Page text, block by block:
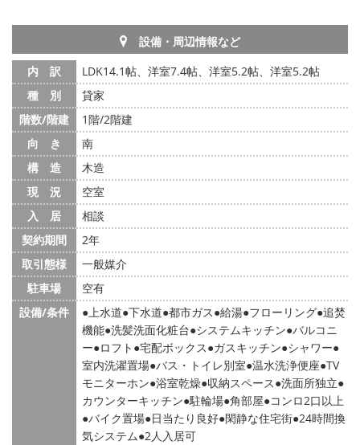
設備・周辺情報など
内 訳
LDK14.1帖、洋室7.4帖、洋室5.2帖、洋室5.2帖
種 別
貸家
階数/階建
1階/2階建
向 き
南
構 造
木造
現 況
空室
入 居
相談
契約期間
2年
取引態様
一般媒介
駐車場
空有
設備/条件
上水道 下水道 都市ガス 給湯 フローリング 追焚
機能 洗髪洗面化粧台 システムキッチン バルコニ
ー ロフト 宅配ボックス ガスキッチン シャワー
室内洗濯置場 バス・トイレ別室 温水洗浄便座 TV
モニターホン 浴室乾燥 収納スペース 洗面所独立
カウンターキッチン 駐輪場 角部屋 コンロ2口以上
バイク置場 日当たり良好 閑静な住宅街 24時間換
気システム 2人入居可